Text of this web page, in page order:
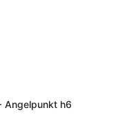
Angelpunkt h6